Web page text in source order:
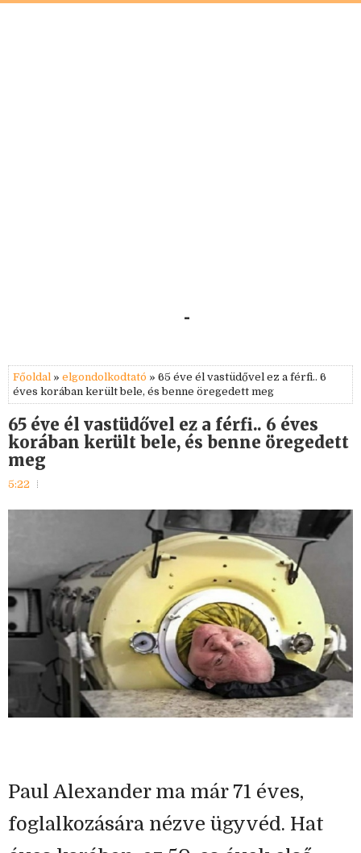
-
Főoldal » elgondolkodtató » 65 éve él vastüdővel ez a férfi.. 6
éves korában került bele, és benne öregedett meg
65 éve él vastüdővel ez a férfi.. 6 éves
korában került bele, és benne öregedett
meg
5:22
Paul Alexander ma már 71 éves,
foglalkozására nézve ügyvéd. Hat